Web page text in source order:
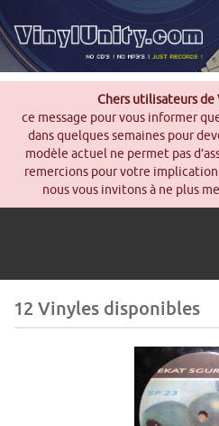
Chers utilisateurs
ce message pour vous informer
dans quelques semaines pour
modèle actuel ne permet pas
remercions pour votre
nous vous invitons à ne plus
12 Vinyles disponibles